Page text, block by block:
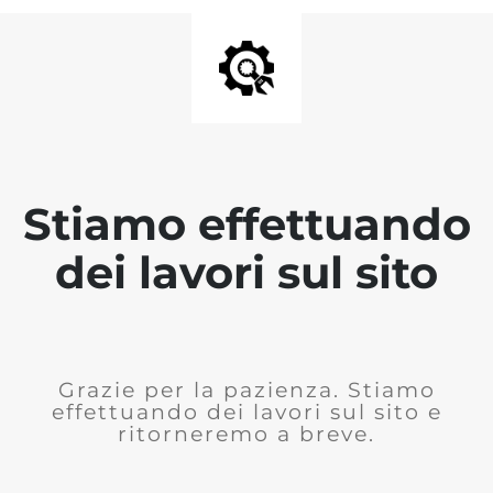
Stiamo effettuando
dei lavori sul sito
Grazie per la pazienza. Stiamo
effettuando dei lavori sul sito e
ritorneremo a breve.